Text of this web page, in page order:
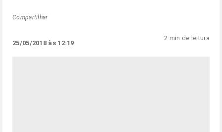
Compartilhar
25/05/2018 às 12:19
2 min de leitura